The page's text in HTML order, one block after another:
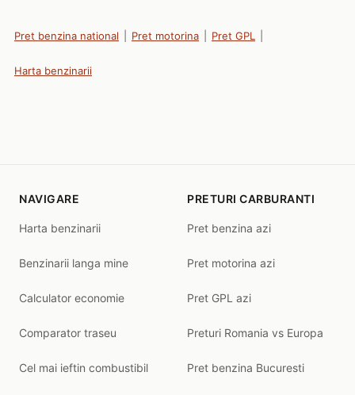
Pret benzina national Pret motorina Pret GPL
Harta benzinarii
NAVIGARE
Harta benzinarii
Benzinarii langa mine
Calculator economie
Comparator traseu
Cel mai ieftin combustibil
PRETURI CARBURANTI
Pret benzina azi
Pret motorina azi
Pret GPL azi
Preturi Romania vs Europa
Pret benzina Bucuresti